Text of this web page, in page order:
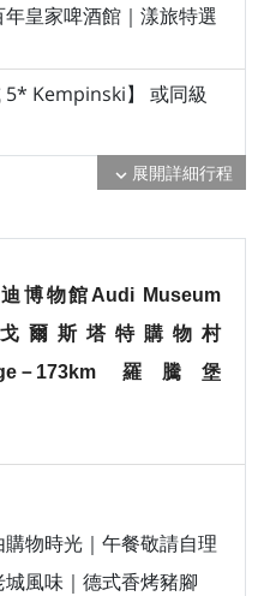
皇家啤酒館｜漾旅特選
5* Kempinski】 或同級
expand_more 展開詳細行程
博物館Audi Museum
戈爾斯塔特購物村
－173km 羅騰堡
物時光｜午餐敬請自理
風味｜德式香烤豬腳